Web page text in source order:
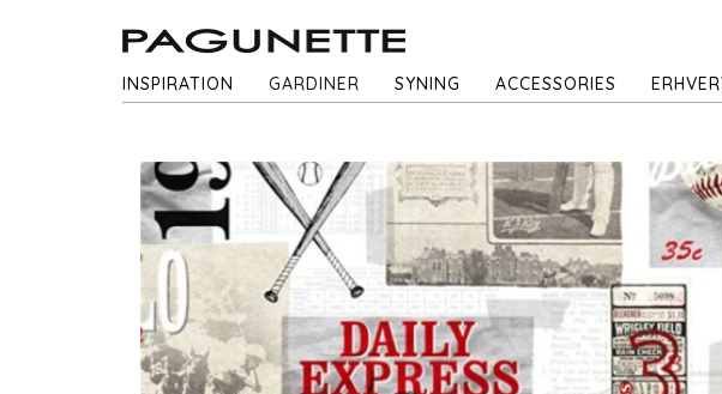
INSPIRATION GARDINER SYNING ACCESSORIES